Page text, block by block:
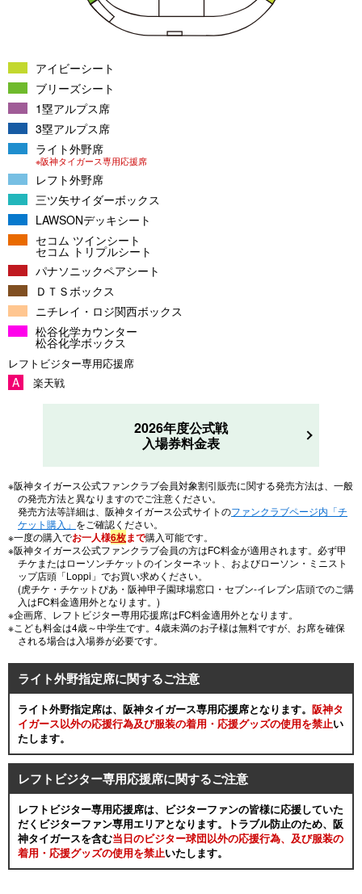
アイビーシート
ブリーズシート
1塁アルプス席
3塁アルプス席
ライト外野席
※阪神タイガース専用応援席
レフト外野席
三ツ矢サイダーボックス
LAWSONデッキシート
セコム ツインシート
セコム トリプルシート
パナソニックペアシート
ＤＴＳボックス
ニチレイ・ロジ関西ボックス
松谷化学カウンター
松谷化学ボックス
レフトビジター専用応援席
A 楽天戦
2026年度公式戦
入場券料金表
※阪神タイガース公式ファンクラブ会員対象割引販売に関する発売方法は、一般
の発売方法と異なりますのでご注意ください。
発売方法等詳細は、阪神タイガース公式サイトのファンクラブページ内「チ
ケット購入」 をご確認ください。
※一度の購入でお一人様6枚まで購入可能です。
※阪神タイガース公式ファンクラブ会員の方はFC料金が適用されます。必ず甲
チケまたはローソンチケットのインターネット、およびローソン・ミニスト
ップ店頭「Loppi」でお買い求めください。
(虎チケ・チケットぴあ・阪神甲子園球場窓口・セブン-イレブン店頭でのご購
入はFC料金適用外となります。)
※企画席、レフトビジター専用応援席はFC料金適用外となります。
※こども料金は4歳～中学生です。4歳未満のお子様は無料ですが、お席を確保
される場合は入場券が必要です。
ライト外野指定席に関するご注意
ライト外野指定席は、阪神タイガース専用応援席となります。 阪神タ
イガース以外の応援行為及び服装の着用・応援グッズの使用を禁止い
たします。
レフトビジター専用応援席に関するご注意
レフトビジター専用応援席は、ビジターファンの皆様に応援していた
だくビジターファン専用エリアとなります。トラブル防止のため、阪
神タイガースを含む当日のビジター球団以外の応援行為、及び服装の
着用・応援グッズの使用を禁止いたします。